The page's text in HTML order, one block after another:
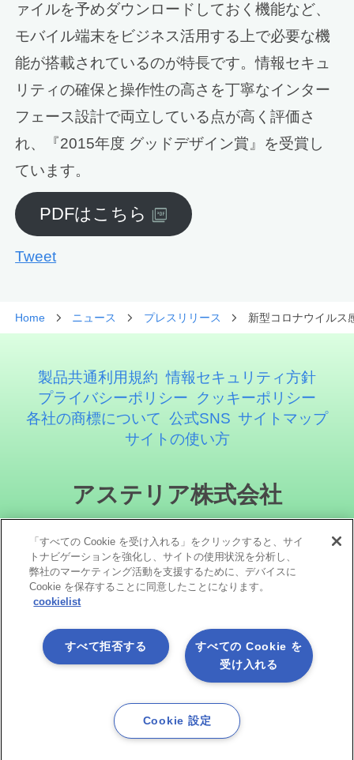
ァイルを予めダウンロードしておく機能など、
モバイル端末をビジネス活用する上で必要な機
能が搭載されているのが特長です。情報セキュ
リティの確保と操作性の高さを丁寧なインター
フェース設計で両立している点が高く評価さ
れ、『2015年度 グッドデザイン賞』を受賞し
ています。
PDFはこちら
Tweet
Home ニュース プレスリリース 新型コロナウイルス
製品共通利用規約 情報セキュリティ方針
プライバシーポリシー
クッキーポリシー
各社の商標について 公式SNS サイトマップ
サイトの使い方
アステリア株式会社
ソーシャルメディア
Copyright©1998 -2026 Asteria Corporation. All Rights Reserved.
「すべての Cookie を受け入れる」をクリックすると、サイ
トナビゲーションを強化し、サイトの使用状況を分析し、
弊社のマーケティング活動を支援するために、デバイスに
Cookie を保存することに同意したことになります。
cookielist
すべての Cookie を
受け入れる
すべて拒否する
Cookie 設定